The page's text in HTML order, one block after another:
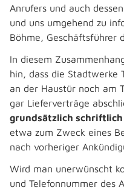
Anrufers und auch
und uns umgehend zu
Böhme, Geschäftsführer
In diesem
hin, dass die Stadtwerke
an der Haustür noch am
gar Lieferverträge
grundsätzlich schriftlich
etwa zum Zweck eines
nach vorheriger
Wird man unerwünscht
und Telefonnummer des